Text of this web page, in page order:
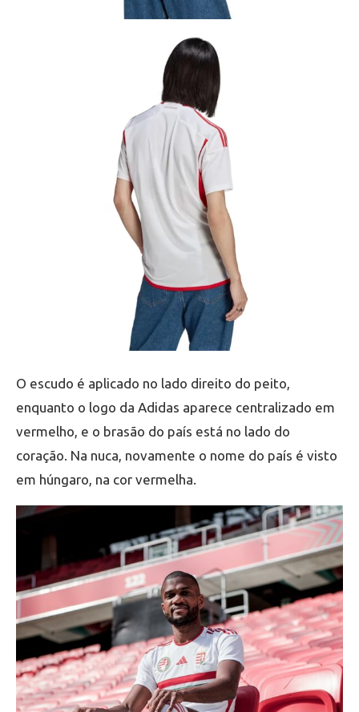
O escudo é aplicado no lado direito do peito,
enquanto o logo da Adidas aparece centralizado em
vermelho, e o brasão do país está no lado do
coração. Na nuca, novamente o nome do país é visto
em húngaro, na cor vermelha.